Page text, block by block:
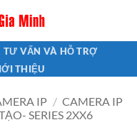
TƯ VẤN VÀ HỖ TRỢ
THIỆU
IP / CAMERA IP
SERIES 2XX6